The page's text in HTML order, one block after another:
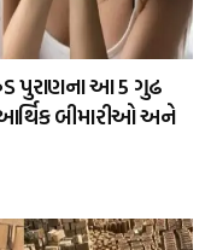
પુરાણના આ 5 ગુઢ
બીમારીઓ અને